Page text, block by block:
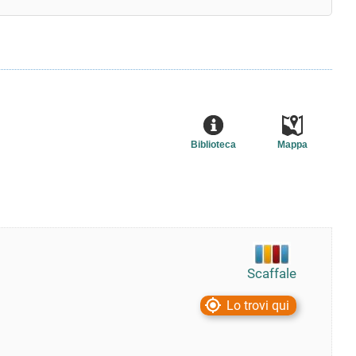
Mappa
Biblioteca
Scaffale
Lo trovi qui